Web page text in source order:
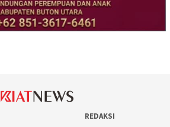
REDAKSI